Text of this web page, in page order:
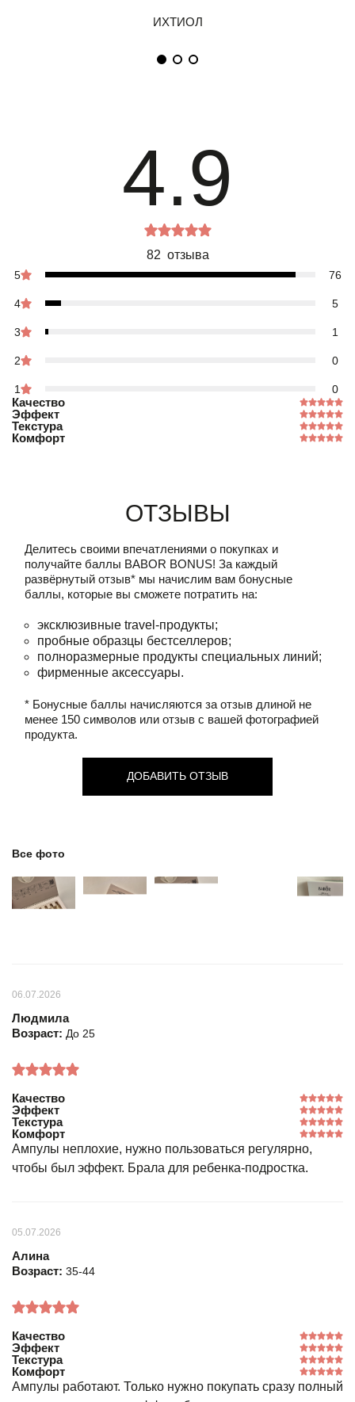
4.9
82 отзыва
5 76
4 5
3 1
2 0
1 0
Качество
Эффект
Текстура
Комфорт
Отзывы
Делитесь своими впечатлениями о покупках и
получайте баллы BABOR BONUS! За каждый
развёрнутый отзыв* мы начислим вам бонусные
баллы, которые вы сможете потратить на:
эксклюзивные travel-продукты;
пробные образцы бестселлеров;
полноразмерные продукты специальных линий;
фирменные аксессуары.
* Бонусные баллы начисляются за отзыв длиной не
менее 150 символов или отзыв с вашей фотографией
продукта.
ДОБАВИТЬ ОТЗЫВ
Все фото
06.07.2026
Людмила
Возраст: До 25
Качество
Эффект
Текстура
Комфорт
Ампулы неплохие, нужно пользоваться регулярно,
чтобы был эффект. Брала для ребенка-подростка.
05.07.2026
Алина
Возраст: 35-44
Качество
Эффект
Текстура
Комфорт
Ампулы работают. Только нужно покупать сразу полный